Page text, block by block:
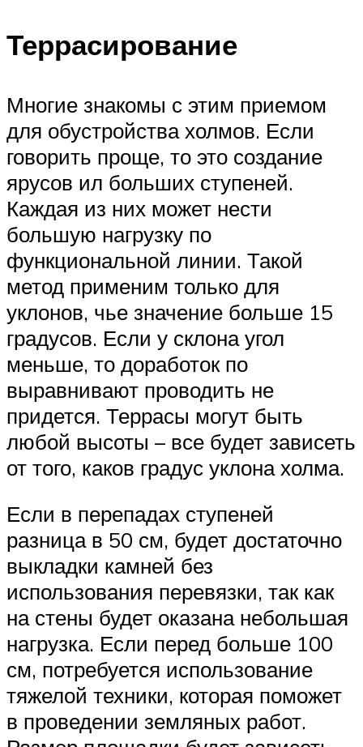
Террасирование
Многие знакомы с этим приемом
для обустройства холмов. Если
говорить проще, то это создание
ярусов ил больших ступеней.
Каждая из них может нести
большую нагрузку по
функциональной линии. Такой
метод применим только для
уклонов, чье значение больше 15
градусов. Если у склона угол
меньше, то доработок по
выравнивают проводить не
придется. Террасы могут быть
любой высоты – все будет зависеть
от того, каков градус уклона холма.
Если в перепадах ступеней
разница в 50 см, будет достаточно
выкладки камней без
использования перевязки, так как
на стены будет оказана небольшая
нагрузка. Если перед больше 100
см, потребуется использование
тяжелой техники, которая поможет
в проведении земляных работ.